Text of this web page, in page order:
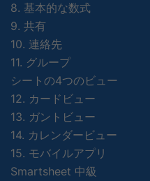
8. 基本的な数式
9. 共有
10. 連絡先
11. グループ
シートの4つのビュー
12. カードビュー
13. ガントビュー
14. カレンダービュー
15. モバイルアプリ
Smartsheet 中級